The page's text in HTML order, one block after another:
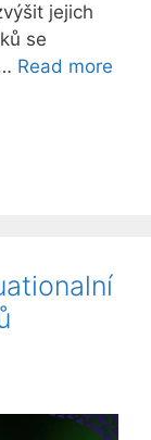
jejich
se
Read more